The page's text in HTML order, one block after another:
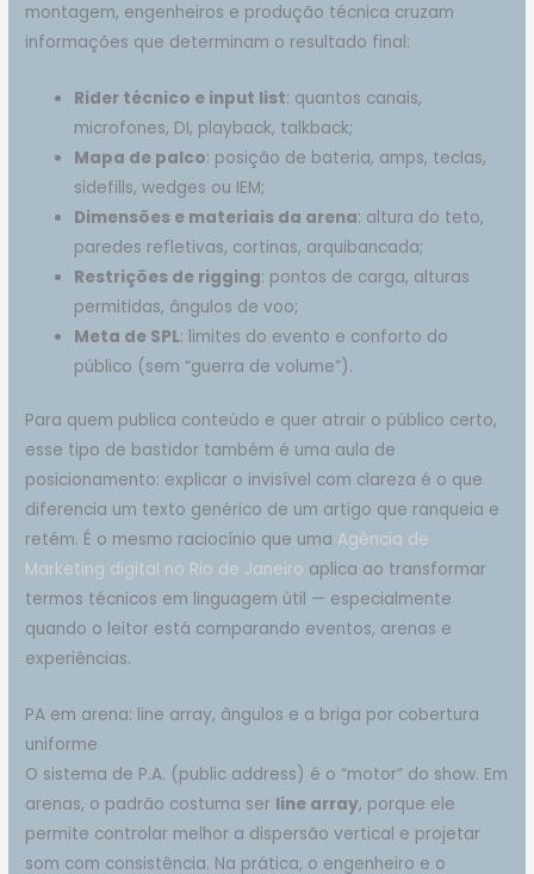
montagem, engenheiros e produção técnica cruzam
informações que determinam o resultado final:
Rider técnico e input list: quantos canais,
microfones, DI, playback, talkback;
Mapa de palco: posição de bateria, amps, teclas,
sidefills, wedges ou IEM;
Dimensões e materiais da arena: altura do teto,
paredes refletivas, cortinas, arquibancada;
Restrições de rigging: pontos de carga, alturas
permitidas, ângulos de voo;
Meta de SPL: limites do evento e conforto do
público (sem “guerra de volume”).
Para quem publica conteúdo e quer atrair o público certo,
esse tipo de bastidor também é uma aula de
posicionamento: explicar o invisível com clareza é o que
diferencia um texto genérico de um artigo que ranqueia e
retém. É o mesmo raciocínio que uma Agência de
Marketing digital no Rio de Janeiro aplica ao transformar
termos técnicos em linguagem útil — especialmente
quando o leitor está comparando eventos, arenas e
experiências.
PA em arena: line array, ângulos e a briga por cobertura
uniforme
O sistema de P.A. (public address) é o “motor” do show. Em
arenas, o padrão costuma ser line array, porque ele
permite controlar melhor a dispersão vertical e projetar
som com consistência. Na prática, o engenheiro e o